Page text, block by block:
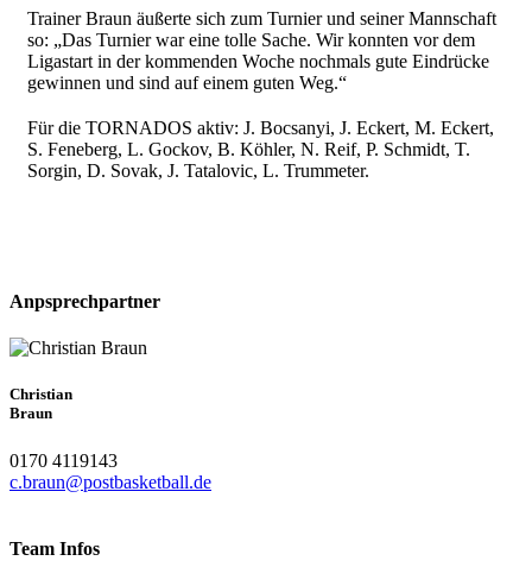
Trainer Braun äußerte sich zum Turnier und seiner Mannschaft
so: „Das Turnier war eine tolle Sache. Wir konnten vor dem
Ligastart in der kommenden Woche nochmals gute Eindrücke
gewinnen und sind auf einem guten Weg.“
Für die TORNADOS aktiv: J. Bocsanyi, J. Eckert, M. Eckert,
S. Feneberg, L. Gockov, B. Köhler, N. Reif, P. Schmidt, T.
Sorgin, D. Sovak, J. Tatalovic, L. Trummeter.
Anpsprechpartner
Christian
Braun
0170 4119143
c.braun@postbasketball.de
Team Infos